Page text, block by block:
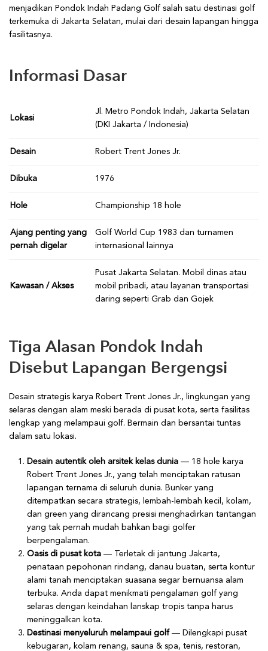
menjadikan Pondok Indah Padang Golf salah satu destinasi golf
terkemuka di Jakarta Selatan, mulai dari desain lapangan hingga
fasilitasnya.
Informasi Dasar
Lokasi
Jl. Metro Pondok Indah, Jakarta Selatan
(DKI Jakarta / Indonesia)
Desain Robert Trent Jones Jr.
Dibuka 1976
Hole Championship 18 hole
Ajang penting yang
pernah digelar
Golf World Cup 1983 dan turnamen
internasional lainnya
Kawasan / Akses
Pusat Jakarta Selatan. Mobil dinas atau
mobil pribadi, atau layanan transportasi
daring seperti Grab dan Gojek
Tiga Alasan Pondok Indah
Disebut Lapangan Bergengsi
Desain strategis karya Robert Trent Jones Jr., lingkungan yang
selaras dengan alam meski berada di pusat kota, serta fasilitas
lengkap yang melampaui golf. Bermain dan bersantai tuntas
dalam satu lokasi.
Desain autentik oleh arsitek kelas dunia — 18 hole karya
Robert Trent Jones Jr., yang telah menciptakan ratusan
lapangan ternama di seluruh dunia. Bunker yang
ditempatkan secara strategis, lembah-lembah kecil, kolam,
dan green yang dirancang presisi menghadirkan tantangan
yang tak pernah mudah bahkan bagi golfer
berpengalaman.
Oasis di pusat kota — Terletak di jantung Jakarta,
penataan pepohonan rindang, danau buatan, serta kontur
alami tanah menciptakan suasana segar bernuansa alam
terbuka. Anda dapat menikmati pengalaman golf yang
selaras dengan keindahan lanskap tropis tanpa harus
meninggalkan kota.
Destinasi menyeluruh melampaui golf— Dilengkapi pusat
kebugaran, kolam renang, sauna & spa, tenis, restoran,